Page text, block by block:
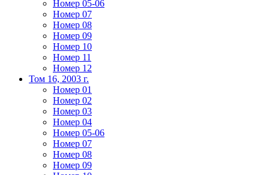
Номер 05-06
Номер 07
Номер 08
Номер 09
Номер 10
Номер 11
Номер 12
Том 16, 2003 г.
Номер 01
Номер 02
Номер 03
Номер 04
Номер 05-06
Номер 07
Номер 08
Номер 09